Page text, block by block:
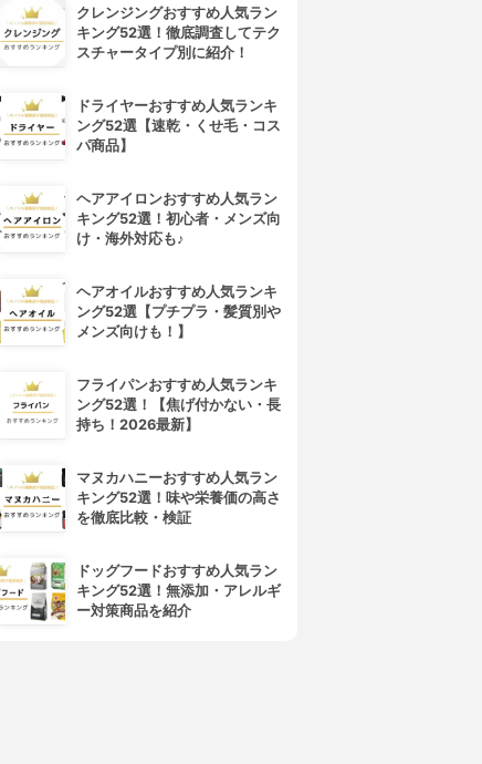
クレンジングおすすめ人気ラン
キング52選！徹底調査してテク
スチャータイプ別に紹介！
ドライヤーおすすめ人気ランキ
ング52選【速乾・くせ毛・コス
パ商品】
ヘアアイロンおすすめ人気ラン
キング52選！初心者・メンズ向
け・海外対応も♪
ヘアオイルおすすめ人気ランキ
ング52選【プチプラ・髪質別や
メンズ向けも！】
フライパンおすすめ人気ランキ
ング52選！【焦げ付かない・長
持ち！2026最新】
マヌカハニーおすすめ人気ラン
キング52選！味や栄養価の高さ
を徹底比較・検証
ドッグフードおすすめ人気ラン
キング52選！無添加・アレルギ
ー対策商品を紹介